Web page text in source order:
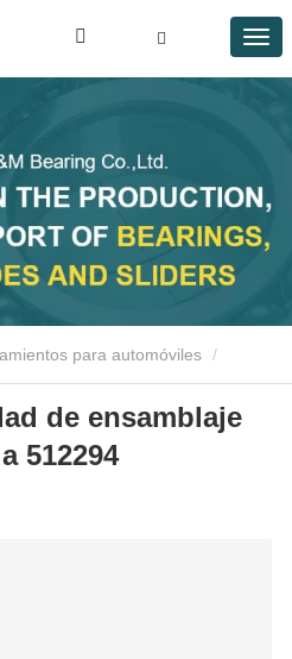
para automóviles
de cubo de rueda 512294
de ensamblaje
512294